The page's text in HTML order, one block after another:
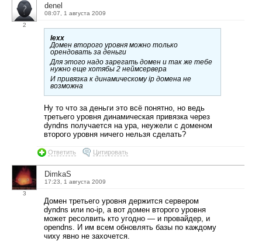
2
denel
08:07, 1 августа 2009
lexx
Домен второго уровня можно только
орендовать за деньги
Для этого надо зарегать домен и так же тебе
нужно еще хотябы 2 неймсервера
И привязка к динамическому ip домена не
возможна
Ну то что за деньги это всё понятно, но ведь
третьего уровня динамическая привязка через
dyndns получается на ура, неужели с доменом
второго уровня ничего нельзя сделать?
Ответить Цитировать
3
DimkaS
17:23, 1 августа 2009
Домен третьего уровня держится сервером
dyndns или no-ip, а вот домен второго уровня
может ресолвить кто угодно — и провайдер, и
opendns. И им всем обновлять базы по каждому
чиху явно не захочется.